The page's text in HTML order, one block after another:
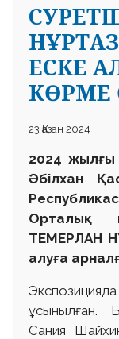
ЕСКЕ
КӨРМЕ
23 Қазан 2024
2024 жылғы
Әбілхан
Орталық
ТЕМЕРЛАН
алуға
ұсынылған.
Сания